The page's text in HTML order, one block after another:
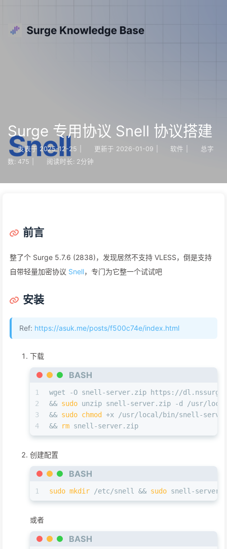
Surge 专用协议 Snell 协议搭建
发表于 2025-12-25 更新于 2026-01-09 软件
总字
数: 475 阅读时长: 2分钟
前言
整了个 Surge 5.7.6 (2838)，发现居然不支持 VLESS，倒是支持
自带轻量加密协议 Snell，专门为它整一个试试吧
安装
Ref: https://asuk.me/posts/f500c74e/index.html
下载
BASH
1
2
3
4
wget -O snell-server.zip https://
&& sudo unzip snell-server.zip -d /usr/
&& sudo chmod
+x /usr/local/bin/snell-
&&
rm snell-server.zip
创建配置
BASH
1 sudo mkdir /etc/snell && sudo snell-server
或者
BASH